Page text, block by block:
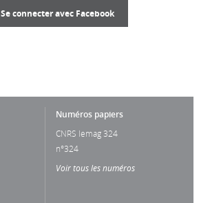
Se connecter avec Facebook
Numéros papiers
CNRS lemag 324
n°324
Voir tous les numéros